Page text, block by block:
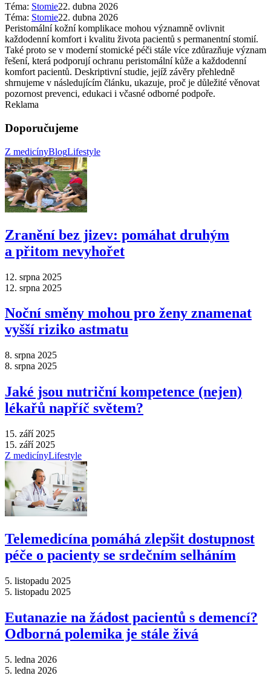
Téma: Stomie22. dubna 2026
Téma: Stomie22. dubna 2026
Peristomální kožní komplikace mohou významně ovlivnit
každodenní komfort i kvalitu života pacientů s permanentní stomií.
Také proto se v moderní stomické péči stále více zdůrazňuje význam
řešení, která podporují ochranu peristomální kůže a každodenní
komfort pacientů. Deskriptivní studie, jejíž závěry přehledně
shrnujeme v následujícím článku, ukazuje, proč je důležité věnovat
pozornost prevenci, edukaci i včasné odborné podpoře.
Reklama
Doporučujeme
Z medicínyBlogLifestyle
Zranění bez jizev: pomáhat druhým
a přitom nevyhořet
12. srpna 2025
12. srpna 2025
Noční směny mohou pro ženy znamenat
vyšší riziko astmatu
8. srpna 2025
8. srpna 2025
Jaké jsou nutriční kompetence (nejen)
lékařů napříč světem?
15. září 2025
15. září 2025
Z medicínyLifestyle
Telemedicína pomáhá zlepšit dostupnost
péče o pacienty se srdečním selháním
5. listopadu 2025
5. listopadu 2025
Eutanazie na žádost pacientů s demencí?
Odborná polemika je stále živá
5. ledna 2026
5. ledna 2026